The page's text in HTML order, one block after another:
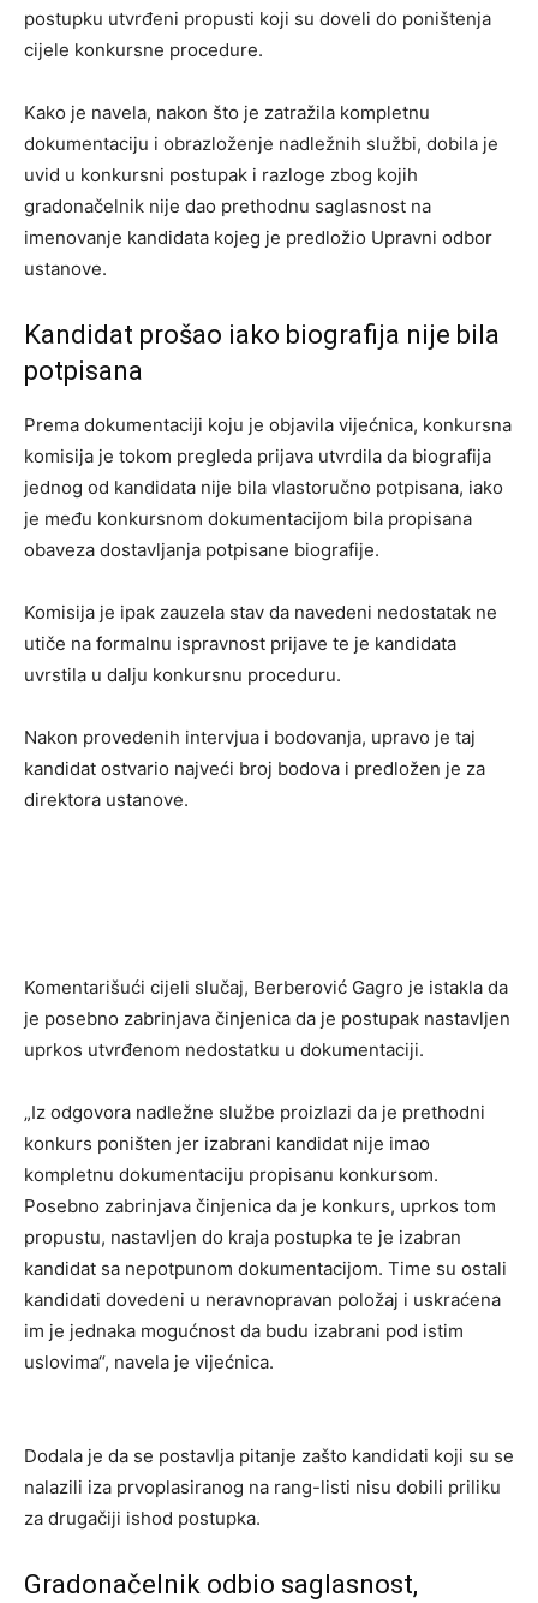
postupku utvrđeni propusti koji su doveli do poništenja
cijele konkursne procedure.
Kako je navela, nakon što je zatražila kompletnu
dokumentaciju i obrazloženje nadležnih službi, dobila je
uvid u konkursni postupak i razloge zbog kojih
gradonačelnik nije dao prethodnu saglasnost na
imenovanje kandidata kojeg je predložio Upravni odbor
ustanove.
Kandidat prošao iako biografija nije bila
potpisana
Prema dokumentaciji koju je objavila vijećnica, konkursna
komisija je tokom pregleda prijava utvrdila da biografija
jednog od kandidata nije bila vlastoručno potpisana, iako
je među konkursnom dokumentacijom bila propisana
obaveza dostavljanja potpisane biografije.
Komisija je ipak zauzela stav da navedeni nedostatak ne
utiče na formalnu ispravnost prijave te je kandidata
uvrstila u dalju konkursnu proceduru.
Nakon provedenih intervjua i bodovanja, upravo je taj
kandidat ostvario najveći broj bodova i predložen je za
direktora ustanove.
Komentarišući cijeli slučaj, Berberović Gagro je istakla da
je posebno zabrinjava činjenica da je postupak nastavljen
uprkos utvrđenom nedostatku u dokumentaciji.
„Iz odgovora nadležne službe proizlazi da je prethodni
konkurs poništen jer izabrani kandidat nije imao
kompletnu dokumentaciju propisanu konkursom.
Posebno zabrinjava činjenica da je konkurs, uprkos tom
propustu, nastavljen do kraja postupka te je izabran
kandidat sa nepotpunom dokumentacijom. Time su ostali
kandidati dovedeni u neravnopravan položaj i uskraćena
im je jednaka mogućnost da budu izabrani pod istim
uslovima“, navela je vijećnica.
Dodala je da se postavlja pitanje zašto kandidati koji su se
nalazili iza prvoplasiranog na rang-listi nisu dobili priliku
za drugačiji ishod postupka.
Gradonačelnik odbio saglasnost,